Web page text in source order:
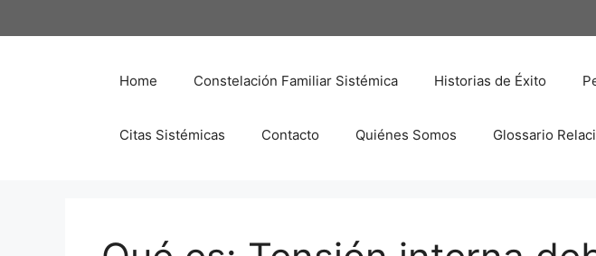
al
Home Constelación Familiar Sistémica Historias de Éxito
Citas Sistémicas Contacto Quiénes Somos Glossario